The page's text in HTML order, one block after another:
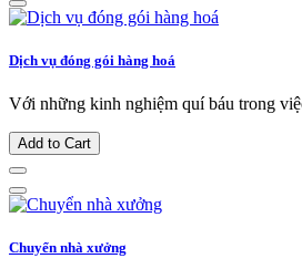
Dịch vụ đóng gói hàng hoá
Với những kinh nghiệm quí báu trong
Add to Cart
Chuyển nhà xưởng